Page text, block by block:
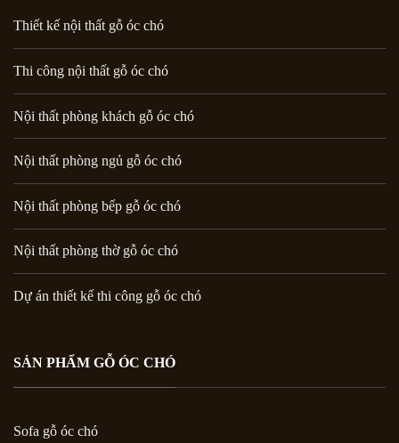
Thiết kế nội thất gỗ óc chó
Thi công nội thất gỗ óc chó
Nội thất phòng khách gỗ óc chó
Nội thất phòng ngủ gỗ óc chó
Nội thất phòng bếp gỗ óc chó
Nội thất phòng thờ gỗ óc chó
Dự án thiết kế thi công gỗ óc chó
SẢN PHẨM GỖ ÓC CHÓ
Sofa gỗ óc chó